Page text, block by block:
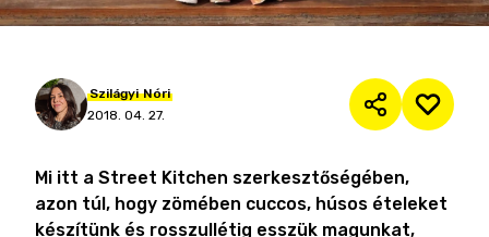
Szilágyi Nóri
2018. 04. 27.
Mi itt a Street Kitchen szerkesztőségében,
azon túl, hogy zömében cuccos, húsos ételeket
készítünk és rosszullétig esszük magunkat,